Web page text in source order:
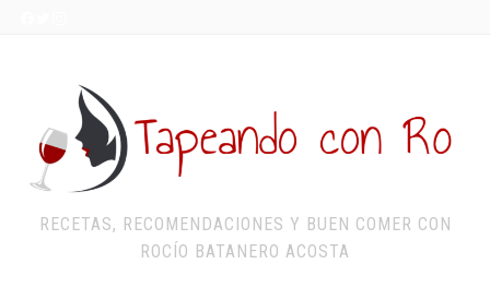
RECETAS, RECOMENDACIONES Y BUEN COMER CON
ROCÍO BATANERO ACOSTA